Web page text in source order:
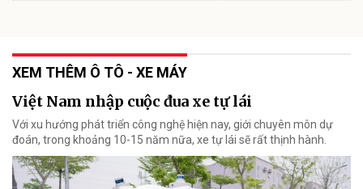
XEM THÊM Ô TÔ - XE MÁY
Việt Nam nhập cuộc đua xe tự lái
Với xu hướng phát triển công nghệ hiện nay, giới chuyên môn dự
đoán, trong khoảng 10-15 năm nữa, xe tự lái sẽ rất thịnh hành.